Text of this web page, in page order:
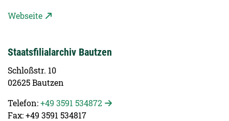
Webseite
Staatsfilialarchiv Bautzen
Schloßstr. 10
02625 Bautzen
Telefon:+49 3591 534872
Fax: +49 3591 534817